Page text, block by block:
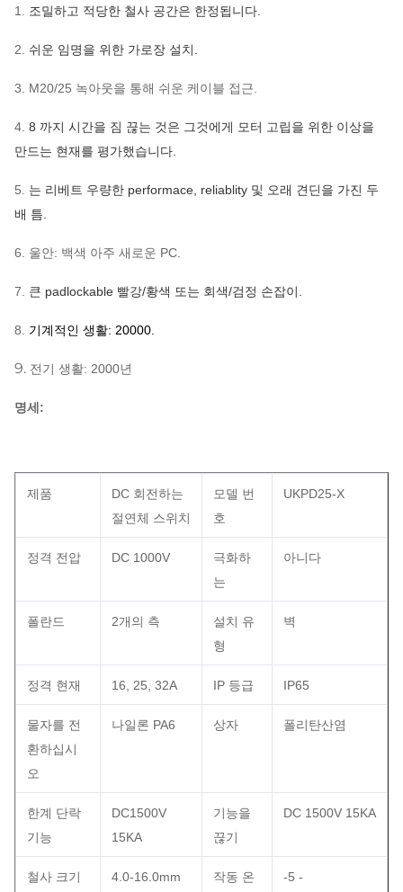
1. 조밀하고 적당한 철사 공간은 한정됩니다.
2. 쉬운 임명을 위한 가로장 설치.
3. M20/25 녹아웃을 통해 쉬운 케이블 접근.
4. 8 까지 시간을 짐 끊는 것은 그것에게 모터 고립을 위한 이상을
만드는 현재를 평가했습니다.
5. 는 리베트 우량한 performace, reliablity 및 오래 견딘을 가진 두
배 틈.
6. 울안: 백색 아주 새로운 PC.
7. 큰 padlockable 빨강/황색 또는 회색/검정 손잡이.
8. 기계적인 생활: 20000.
9. 전기 생활: 2000년
명세:
제품
DC 회전하는
절연체 스위치
모델 번
호
UKPD25-X
정격 전압 DC 1000V
극화하
는
아니다
폴란드 2개의 측
설치 유
형
벽
정격 현재 16, 25, 32A IP 등급 IP65
물자를 전
환하십시
오
나일론 PA6 상자 폴리탄산염
한계 단락
기능
DC1500V
15KA
기능을
끊기
DC 1500V 15KA
철사 크기 4.0-16.0mm
작동 온
-5 -